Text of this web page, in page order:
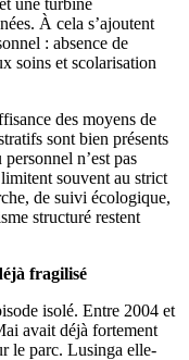
À cela s’ajoutent
: absence de
soins et scolarisation
des moyens de
sont bien présents
n’est pas
souvent au strict
de suivi écologique,
structuré restent
fragilisé
isolé. Entre 2004 et
avait déjà fortement
le parc. Lusinga elle-